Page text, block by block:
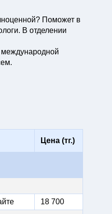
Поможет в
В отделении
Цена (тг.)
18 700